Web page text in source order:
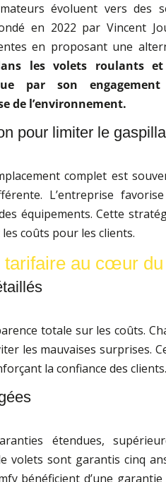
évoluent vers des
en 2022 par Vincent
en proposant une
les volets roulants
par son
de l’environnement.
pour limiter le
complet est
L’entreprise
équipements. Cette
coûts pour les clients.
tarifaire au cœur
totale sur les coûts.
les mauvaises surprises.
la confiance des clients.
étendues,
volets sont garantis cinq
bénéficient d’une